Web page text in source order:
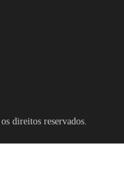
direitos reservados.